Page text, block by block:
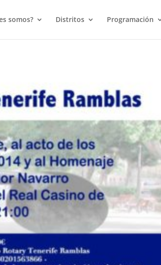
somos? Distritos Programación